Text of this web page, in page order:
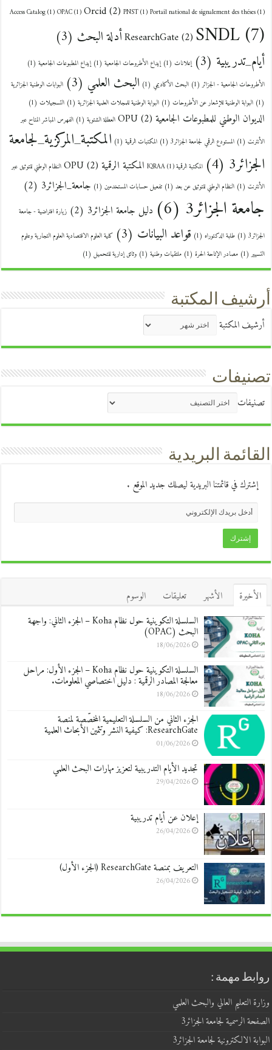
Access Catalog(1) OPAC(1) Orcid(2) PNST(1) Portail national de signalement des théses(1)
ResearchGate(2) SNDL(7) أدلة البحث (3)
أيام_تدريبية (3) إعلانات (1) إيداع الأطروحات الجامعية (1) إيداع المطبوعات الجامعية (1)
الأطروحات الجامعية - الجزائر(1) البحث الأكاديمي (1) البحث العلمي (3)
البوابات الوطنية الجزائرية
(1)
البوابة الوطنية للإشعار عن الأطروحات (1) البوابة الوطنية للمجلات العلمية الجزائرية (1) التسجيلات (1)
الديوان الوطني للمطبوعات الجامعية OPU (2) العطلة الشتوية (1)
الفهرس المباشر المتاح عبر
الأنترنت (1) المستودع الرقمي لجامعة الجزائر3 (1) المكتبات الرقمية (1)
المكتبة_المركزية_لجامعة
الجزائر3 (4) المكتبة الرقمية IQRAA(1) المكتبة الرقمية OPU (2)
النظام الوطني للتوثيق عبر
الأنترنت (1) النظام الوطني للتوثيق عن بعد (1) تفعيل حسابات المستخدمين (1) جامعة_الجزائر3 (2)
جامعة الجزائر3 (6) دليل جامعة الجزائر3 (2) زيارة افتراضية - جامعة
الجزائر3 (1) طلبة الدكتوراه (1) قواعد البيانات (3)
كلية العلوم الاقتصادية العلوم التجارية وعلوم
التسيير(1) مصادر الإتاحة الحرة (1) ملتقيات وطنية (1) وثائق إدارية للتحميل (1)
أرشيف المكتبة
أرشيف المكتبة
تصنيفات
تصنيفات
القائمة البريدية
إشترك في قائمتنا البريدية ليصلك جديد الموقع .
الأخيرة الأشهر تعليقات
الوسوم
السلسلة التكوينية حول نظام Koha – الجزء الثاني: واجهة
البحث (OPAC)
18/06/2026
السلسلة التكوينية حول نظام Koha – الجزء الأول: مراحل
معالجة المصادر الرقمية : دليل اختصاصي المعلومات.
18/06/2026
الجزء الثاني من السلسلة التعليمية المخصّصة لمنصة
ResearchGate: كيفية النشر وتثمين الأبحاث العلمية
01/06/2026
تجديد الأيام التدريبية لتعزيز مهارات البحث العلمي
29/04/2026
إعلان عن أيام تدريبية
26/04/2026
التعريف بمنصة ResearchGate (الجزء الأول)
26/04/2026
روابط مهمة :
وزارة التعليم العالي والبحث العلمي
الصفحة الرسمية لجامعة الجزائر3
البوابة الالكترونية لجامعة الجزائر3